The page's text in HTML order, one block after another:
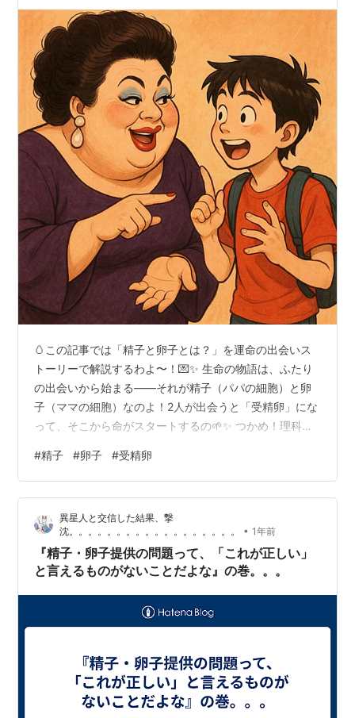
🥚この記事では「精子と卵子とは？」を運命の出会いス
トーリーで解説するわよ〜！💌✨ 生命の物語は、ふたり
の出会いから始まる――それが精子（パパの細胞）と卵
子（ママの細胞）なのよ！2人が出会うと「受精卵」にな
って、そこから命がスタートするの🌱✨ つかめ！理科ダ
ん、精子と卵子って、何が違うの？」 👠「いい質問！実
は仕事と作りが全然違うのよ〜！今日はその違いもバッ
チリ教えるわよ🌟」 【精子と卵子の要約！】🧬✨ 📌精子
とは？→ パパ側の細胞。動いて卵子に会いに行く “移動
担当” 🚀 📌卵子とは？→ ママ側の細胞。じっと待って“育
児スタート担当” 🍼…
#精子 #卵子 #受精卵
異星人と交信した結果、撃
沈。。。。。。。。。。。。。。。。。。
• 1年前
『精子・卵子提供の問題って、「これが正しい」
と言えるものがないことだよな』の巻。。。